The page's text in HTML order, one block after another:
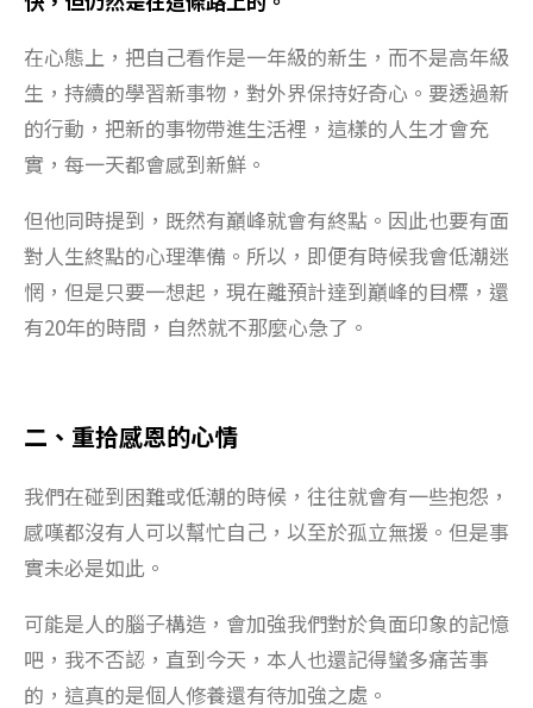
在心態上，把自己看作是一年級的新生，而不是高年級
生，持續的學習新事物，對外界保持好奇心。要透過新
的行動，把新的事物帶進生活裡，這樣的人生才會充
實，每一天都會感到新鮮。
但他同時提到，既然有巔峰就會有終點。因此也要有面
對人生終點的心理準備。所以，即便有時候我會低潮迷
惘，但是只要一想起，現在離預計達到巔峰的目標，還
有20年的時間，自然就不那麼心急了。
二、重拾感恩的心情
我們在碰到困難或低潮的時候，往往就會有一些抱怨，
感嘆都沒有人可以幫忙自己，以至於孤立無援。但是事
實未必是如此。
可能是人的腦子構造，會加強我們對於負面印象的記憶
吧，我不否認，直到今天，本人也還記得蠻多痛苦事
的，這真的是個人修養還有待加強之處。